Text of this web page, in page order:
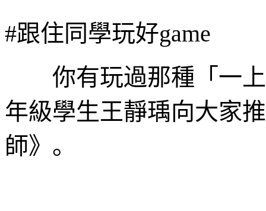
#跟住同學玩好game
你有玩過那種「一上
年級學生王靜瑀向大家
師》。